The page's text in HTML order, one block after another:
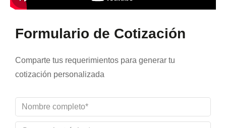
Formulario de Cotización
Comparte tus requerimientos para generar tu
cotización personalizada